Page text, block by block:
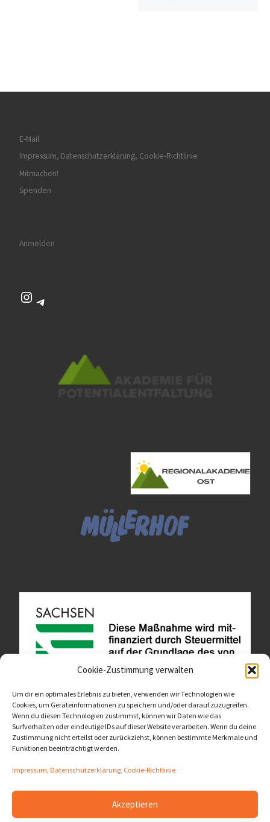
Cookie-Zustimmung verwalten
Um dir ein optimales Erlebnis zu bieten, verwenden wir Technologien wie
Cookies, um Geräteinformationen zu speichern und/oder darauf zuzugreifen.
Wenn du diesen Technologien zustimmst, können wir Daten wie das
Surfverhalten oder eindeutige IDs auf dieser Website verarbeiten. Wenn du deine
Zustimmung nicht erteilst oder zurückziehst, können bestimmte Merkmale und
Funktionen beeinträchtigt werden.
Impressum, Datenschutzerklärung, Cookie-Richtlinie
Akzeptieren
E-Mail
Impressum, Datenschutzerklärung, Cookie-Richtlinie
Mitmachen!
Spenden
Anmelden
Instagram
Telegram
Diese Website ist als Teil des Projektes "Wachsen lassen
- Raum geben" entstanden.
>>>
© 2026LernOrtVerbund– Alle Rechte vorbehalten